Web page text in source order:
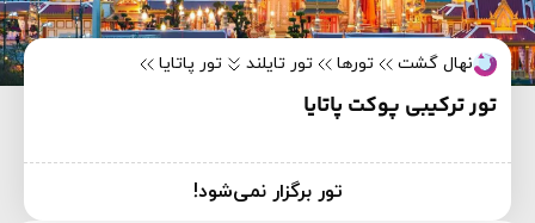
نهال گشت تورها تور تایلند تور پاتایا
تور ترکیبی پوکت پاتایا
تور برگزار نمی‌شود!